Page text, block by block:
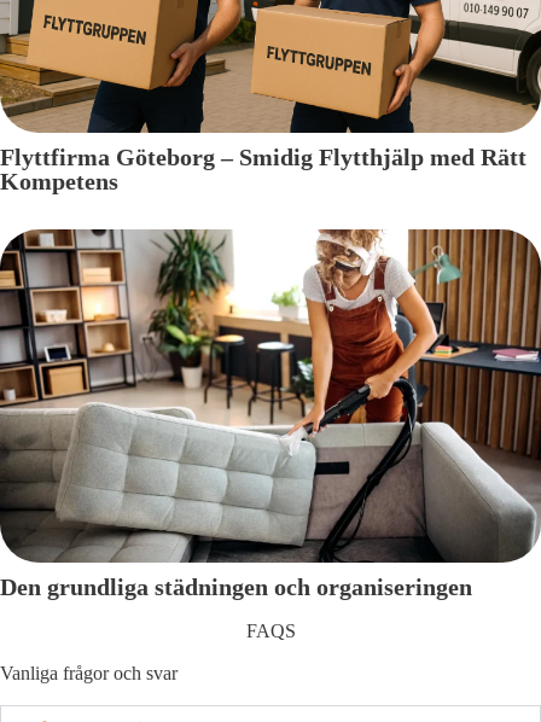
Flyttfirma Göteborg – Smidig Flytthjälp med Rätt
Kompetens
Den grundliga städningen och organiseringen
FAQS
Vanliga frågor och svar